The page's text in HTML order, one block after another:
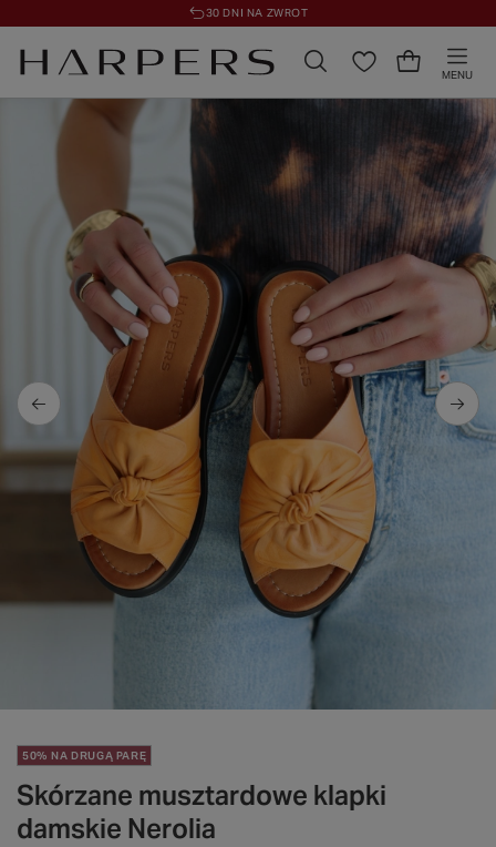
30 DNI NA ZWROT
MENU
50% NA DRUGĄ PARĘ
Skórzane musztardowe klapki
damskie Nerolia